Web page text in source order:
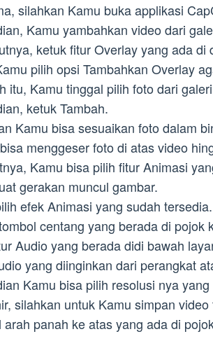
silahkan Kamu buka applikasi
Kamu yambahkan video dari
ketuk fitur Overlay yang ada di
pilih opsi Tambahkan Overlay
itu, Kamu tinggal pilih foto dari
ketuk Tambah.
Kamu bisa sesuaikan foto dalam
menggeser foto di atas video
Kamu bisa pilih fitur Animasi
gerakan muncul gambar.
efek Animasi yang sudah tersedia.
centang yang berada di pojok
Audio yang berada didi bawah
yang diinginkan dari perangkat
Kamu bisa pilih resolusi nya
silahkan untuk Kamu simpan
arah panah ke atas yang ada di